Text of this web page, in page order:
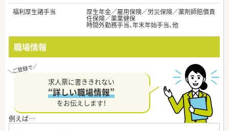
福利厚生諸手当
厚生年金／雇用保険／労災保険／薬剤師賠償責
任保険／薬業健保
時間外勤務手当、年末年始手当、他
職場情報
求人票に書ききれない
“詳しい職場情報”
をお伝えします！